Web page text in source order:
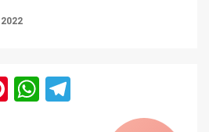
Pinterest
WhatsApp